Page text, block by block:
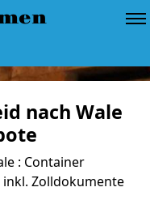
nach Wale
: Container
inkl. Zolldokumente